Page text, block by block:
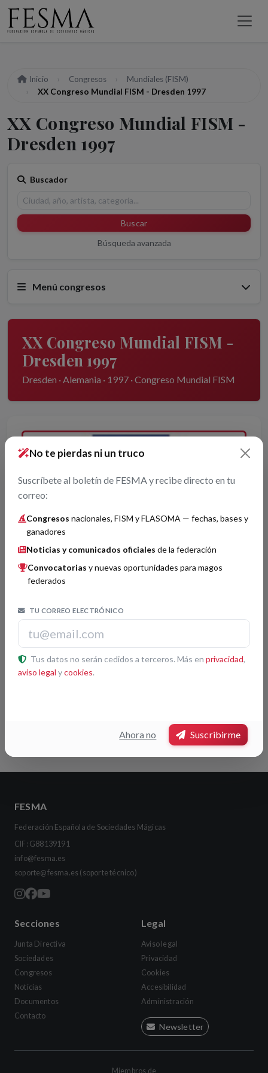
Inicio Congresos
Mundiales (FISM)
XX Congreso Mundial FISM - Dresden 1997
XX Congreso Mundial FISM -
Dresden 1997
Buscador
Buscar
Búsqueda avanzada
Menú congresos
XX Congreso Mundial FISM -
Dresden 1997
Dresden · Alemania · 1997 · Congreso Mundial FISM
Jurado por confirmar.
No te pierdas ni un truco
Suscríbete al boletín de FESMA y recibe directo en tu
correo:
Congresos nacionales, FISM y FLASOMA — fechas, bases y
ganadores
Noticias y comunicados oficiales de la federación
Convocatorias y nuevas oportunidades para magos
federados
TU CORREO ELECTRÓNICO
Tus datos no serán cedidos a terceros. Más en privacidad,
aviso legal ycookies.
Ahora no Suscribirme
FESMA
Federación Española de Sociedades Mágicas
CIF: G88139191
info@fesma.es
soporte@fesma.es (soporte técnico)
Secciones
Junta Directiva
Sociedades
Congresos
Noticias
Documentos
Contacto
Legal
Aviso legal
Privacidad
Cookies
Accesibilidad
Administración
Newsletter
Miembros de